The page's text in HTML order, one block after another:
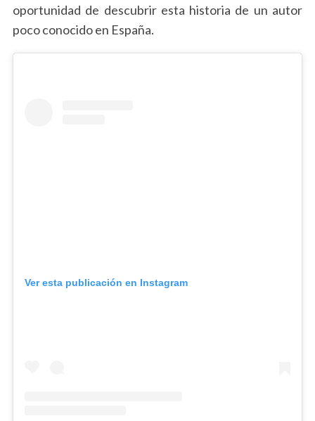
oportunidad de descubrir esta historia de un autor
poco conocido en España.
Ver esta publicación en Instagram